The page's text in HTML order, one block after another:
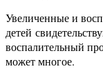
Увеличенные и
детей
воспалительный
может многое.